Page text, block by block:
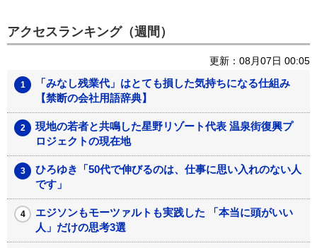
アクセスランキング（週間）
更新：08月07日 00:05
「みなし残業代」はとても損した気持ちになる仕組み
【禁断の会社用語辞典】
現地の若者と共鳴した星野リゾート代表 温泉街復興プ
ロジェクトの現在地
ひろゆき「50代で伸びるのは、仕事に思い入れのない人
です」
エジソンもモーツァルトも実践した 「本当に頭がいい
人」だけの思考3選